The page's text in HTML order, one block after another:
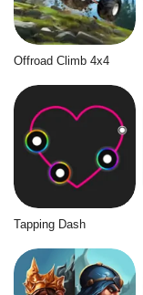
Offroad Climb 4x4
Tapping Dash